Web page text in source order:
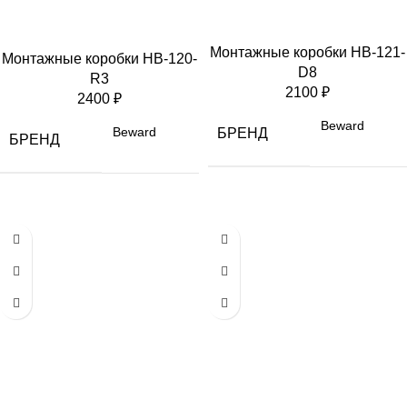
Монтажные коробки HB-120-
R3
2400 ₽
БРЕНД Beward
Монтажные коробки HB-121-
D8
2100 ₽
БРЕНД Beward